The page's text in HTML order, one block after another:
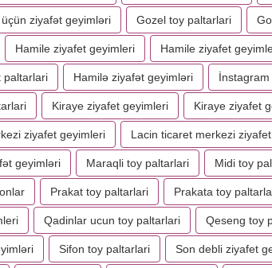
üçün ziyafət geyimləri Gozel toy paltarlari
Hamile ziyafet geyimleri Hamile ziyafet
paltarlari Hamilə ziyafət geyimləri
Kiraye ziyafet geyimleri Kiraye ziyafet
ziyafet geyimleri Lacin ticaret merkezi
geyimləri Maraqli toy paltarlari Midi toy
Prakat toy paltarlari Prakata toy
Qadinlar ucun toy paltarlari Qeseng toy
Sifon toy paltarlari Son debli ziyafet